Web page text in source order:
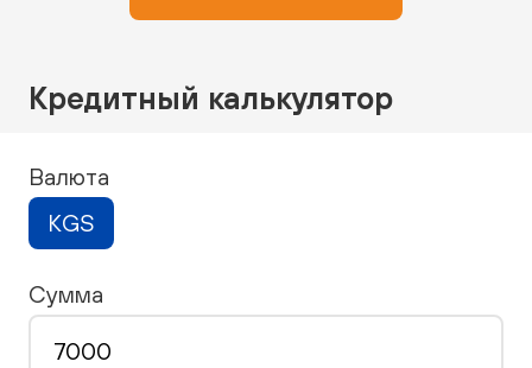
Кредитный калькулятор
Валюта
KGS
Сумма